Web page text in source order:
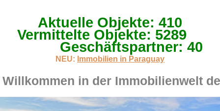
Immobiliensuche+Bild
Aktuelle Objekte: 410
Vermittelte Objekte: 5289
Geschäftspartner: 40
NEU: Immobilien in Paraguay
Willkommen in der Immobilienwelt